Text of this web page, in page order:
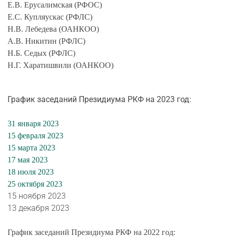
Е.В. Ерусалимская (РФОС)
Е.С. Купляускас (РФЛС)
Н.В. Лебедева (ОАНКОО)
А.В. Никитин (РФЛС)
Н.Б. Седых (РФЛС)
Н.Г. Харатишвили (ОАНКОО)
График заседаний Президиума РКФ на 2023 год:
31 января 2023
15 февраля 2023
15 марта 2023
17 мая 2023
18 июля 2023
25 октября 2023
15 ноября 2023
13 декабря 2023
График заседаний Президиума РКФ на 2022 год: